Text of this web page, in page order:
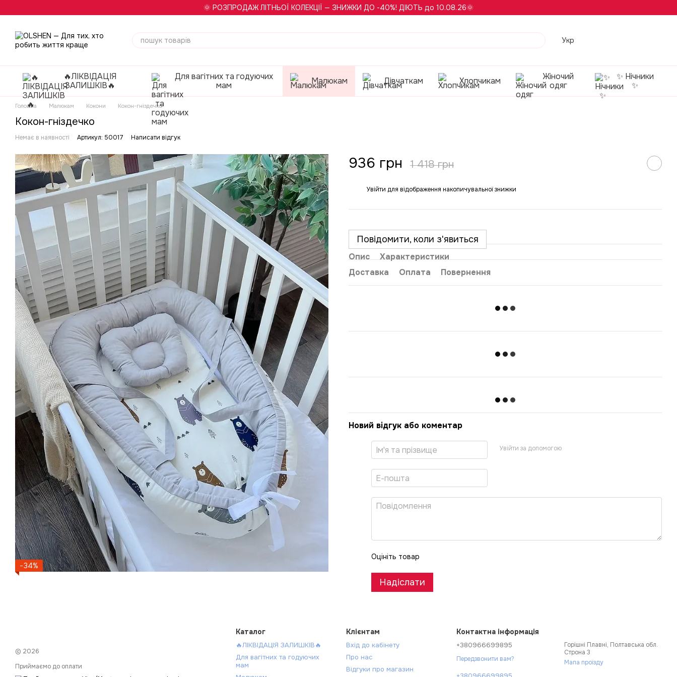
🌞 РОЗПРОДАЖ ЛІТНЬОЇ КОЛЕКЦІЇ — ЗНИЖКИ ДО -40%! ДІЮТЬ до 10.08.26🌞
Укр
🔥ЛІКВІДАЦІЯ
ЗАЛИШКІВ🔥
Для вагітних та годуючих
мам
Малюкам Дівчаткам Хлопчикам
Жіночий
одяг
✨ Нічники
✨
Головна Малюкам Кокони Кокон-гніздечко
Кокон-гніздечко
Немає в наявності Артикул: 50017 Написати відгук
−34%
936 грн 1 418 грн
Увійти для відображення накопичувальної знижки
Повідомити, коли з'явиться
Опис
Характеристики
Доставка
Оплата Повернення
Новий відгук або коментар
Увійти за допомогою
Оцініть товар
Надіслати
© 2026
Приймаємо до оплати
Каталог
🔥ЛІКВІДАЦІЯ ЗАЛИШКІВ🔥
Для вагітних та годуючих
мам
Клієнтам
Вхід до кабінету
Про нас
Відгуки про магазин
Контактна інформація
+380966699895
Передзвонити вам?
Горішні Плавні, Полтавська обл.
Строна 3
Мапа проїзду